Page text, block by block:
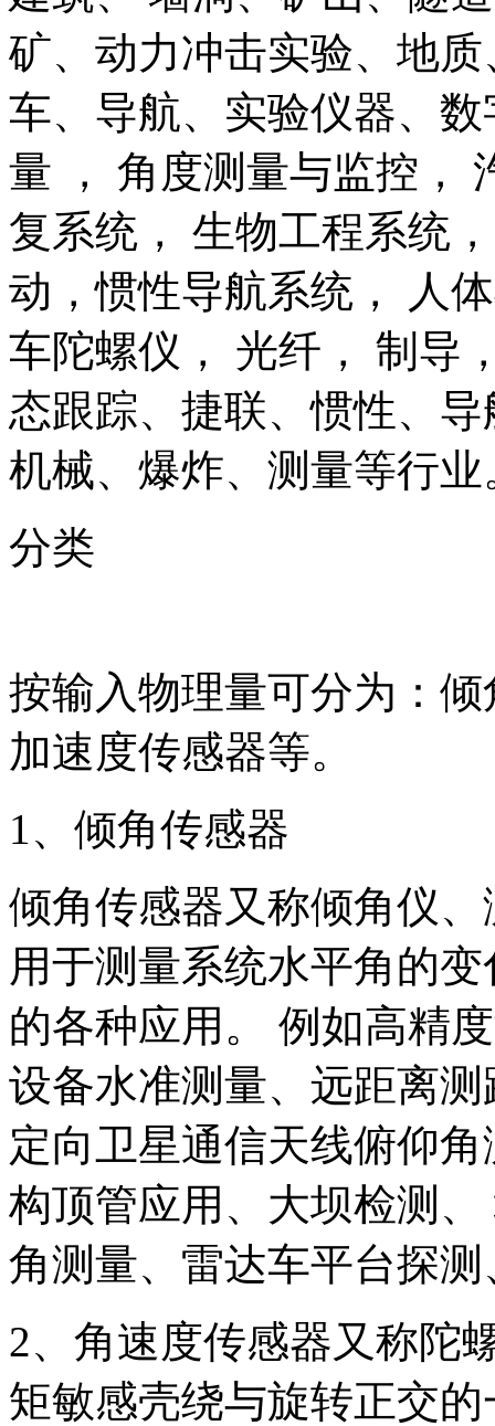
矿、动力冲击实验、地
车、导航、实验仪器、
量 ， 角度测量与监控，
复系统， 生物工程系统
动，惯性导航系统， 人
车陀螺仪， 光纤， 制导
态跟踪、捷联、惯性、
机械、爆炸、测量等行业
分类
按输入物理量可分为：
加速度传感器等。
1、倾角传感器
倾角传感器又称倾角仪
用于测量系统水平角的
的各种应用。 例如高精
设备水准测量、远距离
定向卫星通信天线俯仰
构顶管应用、大坝检测
角测量、雷达车平台探
2、角速度传感器又称陀
矩敏感壳绕与旋转正交